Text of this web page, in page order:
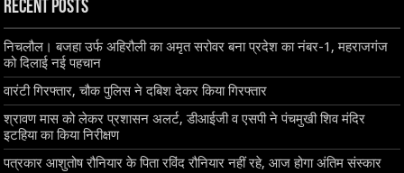
Recent Posts
निचलौल। बजहा उर्फ अहिरौली का अमृत सरोवर बना प्रदेश का नंबर-1, महराजगंज
को दिलाई नई पहचान
वारंटी गिरफ्तार, चौक पुलिस ने दबिश देकर किया गिरफ्तार
श्रावण मास को लेकर प्रशासन अलर्ट, डीआईजी व एसपी ने पंचमुखी शिव मंदिर
इटहिया का किया निरीक्षण
पत्रकार आशुतोष रौनियार के पिता रविंद रौनियार नहीं रहे, आज होगा अंतिम संस्कार